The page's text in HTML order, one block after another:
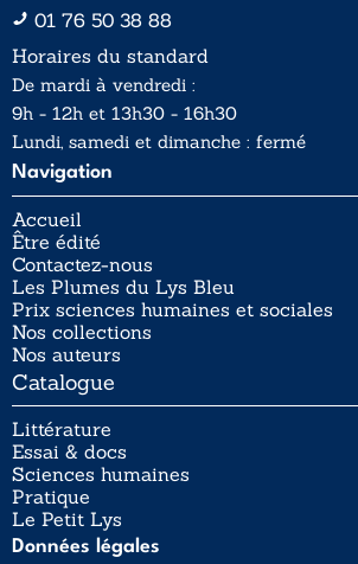
01 76 50 38 88
Horaires du standard
De mardi à vendredi :
9h - 12h et 13h30 - 16h30
Lundi, samedi et dimanche : fermé
Navigation
Accueil
Être édité
Contactez-nous
Les Plumes du Lys Bleu
Prix sciences humaines et sociales
Nos collections
Nos auteurs
Catalogue
Littérature
Essai & docs
Sciences humaines
Pratique
Le Petit Lys
Données légales